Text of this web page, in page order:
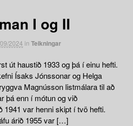
I og II
2024 in Teikningar
út haustið 1933 og þá í einu hefti.
Ísaks Jónssonar og Helga
Magnússon listmálara til að
þá enn í mótun og við
1941 var henni skipt í tvö hefti.
árið 1955 var […]